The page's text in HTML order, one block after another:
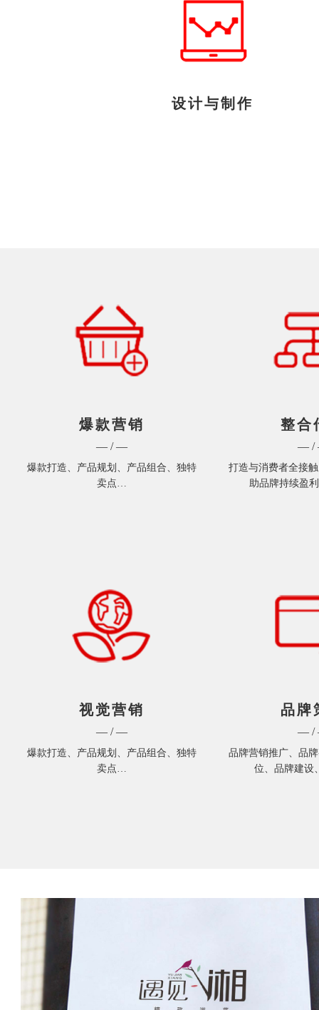
设计与制作
爆款营销
— / —
爆款打造、产品规划、产品组合、独特
整合
— /
打造与消费者全接
视觉营销
— / —
爆款打造、产品规划、产品组合、独特
品牌
— /
品牌营销推广、品